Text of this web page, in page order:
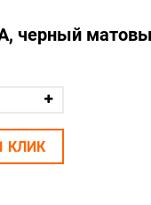
черный
КЛИК